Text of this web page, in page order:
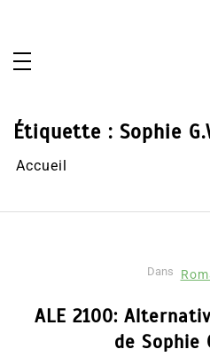
Étiquette : Sophie
Accueil
Dans
ALE 2100:
de Sophie